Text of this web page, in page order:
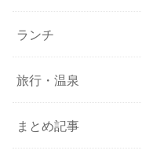
ランチ
旅行・温泉
まとめ記事